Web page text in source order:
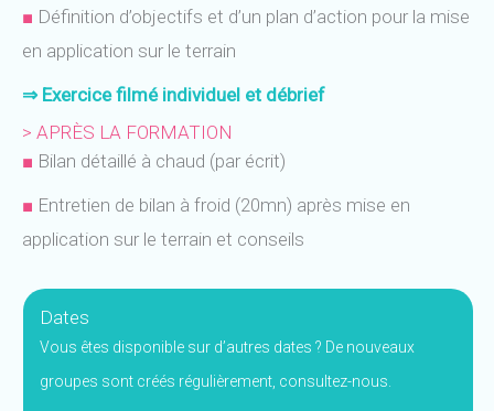
■ Définition d’objectifs et d’un plan d’action pour la mise
en application sur le terrain
⇒ Exercice filmé individuel et débrief
> APRÈS LA FORMATION
■ Bilan détaillé à chaud (par écrit)
■ Entretien de bilan à froid (20mn) après mise en
application sur le terrain et conseils
Dates
Vous êtes disponible sur d’autres dates ? De nouveaux
groupes sont créés régulièrement, consultez-nous.